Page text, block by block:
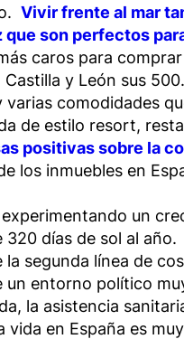
Vivir frente al mar
que son perfectos
caros para
y León sus
varias comodidades
de estilo resort,
positivas sobre la
los inmuebles en
experimentando un
320 días de sol al año.
la segunda línea de
un entorno político
la asistencia
vida en España es